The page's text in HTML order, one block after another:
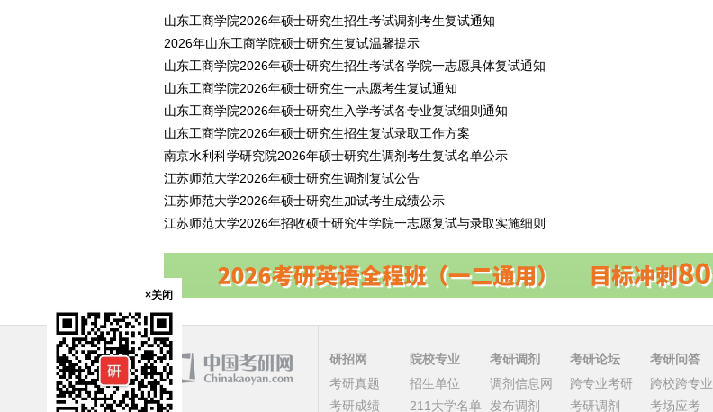
山东工商学院2026年硕士研究生招生考试调剂考生复试通知
2026年山东工商学院硕士研究生复试温馨提示
山东工商学院2026年硕士研究生招生考试各学院一志愿具体复试通知
山东工商学院2026年硕士研究生一志愿考生复试通知
山东工商学院2026年硕士研究生入学考试各专业复试细则通知
山东工商学院2026年硕士研究生招生复试录取工作方案
南京水利科学研究院2026年硕士研究生调剂考生复试名单公示
江苏师范大学2026年硕士研究生调剂复试公告
江苏师范大学2026年硕士研究生加试考生成绩公示
江苏师范大学2026年招收硕士研究生学院一志愿复试与录取实施细则
研招网
考研真题
考研成绩
院校专业
招生单位
211大学名单
考研调剂
调剂信息网
发布调剂
考研论坛
跨专业考研
考研调剂
考研问答
跨校跨专业
考场应考
×关闭